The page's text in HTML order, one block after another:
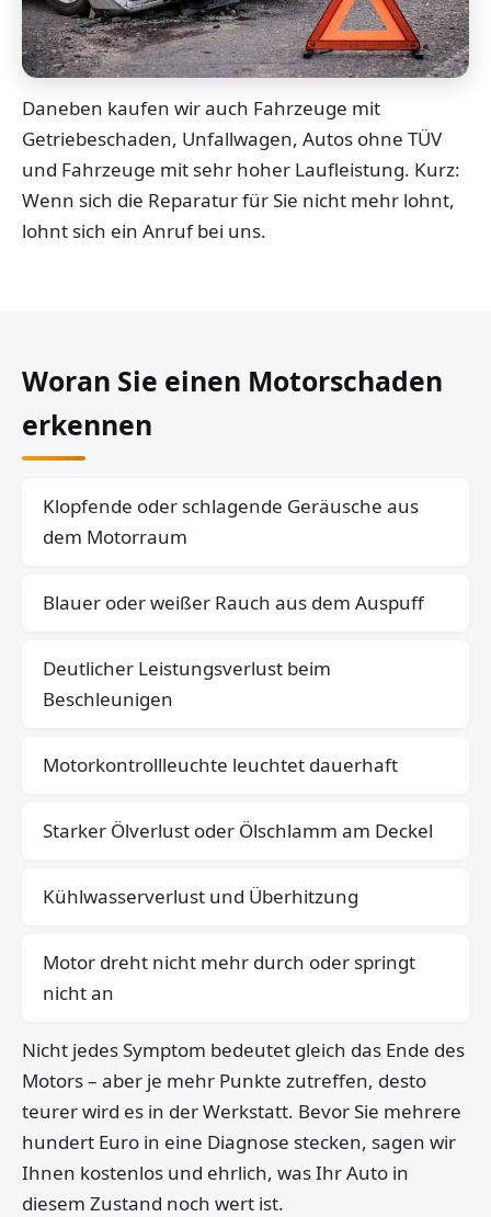
Daneben kaufen wir auch Fahrzeuge mit
Getriebeschaden, Unfallwagen, Autos ohne TÜV
und Fahrzeuge mit sehr hoher Laufleistung. Kurz:
Wenn sich die Reparatur für Sie nicht mehr lohnt,
lohnt sich ein Anruf bei uns.
Woran Sie einen Motorschaden
erkennen
Klopfende oder schlagende Geräusche aus
dem Motorraum
Blauer oder weißer Rauch aus dem Auspuff
Deutlicher Leistungsverlust beim
Beschleunigen
Motorkontrollleuchte leuchtet dauerhaft
Starker Ölverlust oder Ölschlamm am Deckel
Kühlwasserverlust und Überhitzung
Motor dreht nicht mehr durch oder springt
nicht an
Nicht jedes Symptom bedeutet gleich das Ende des
Motors – aber je mehr Punkte zutreffen, desto
teurer wird es in der Werkstatt. Bevor Sie mehrere
hundert Euro in eine Diagnose stecken, sagen wir
Ihnen kostenlos und ehrlich, was Ihr Auto in
diesem Zustand noch wert ist.